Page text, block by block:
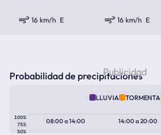
16 km/h E 16 km/h E
Probabilidad de precipitaciones
LLUVIA TORMENTA
100%
75%
50%
08:00a14:00 14:00a20:00